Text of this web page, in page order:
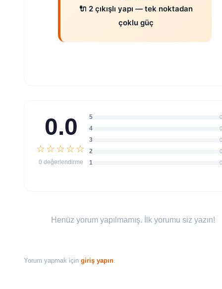
🔌 2 çıkışlı yapı — tek noktadan
çoklu güç
0.0
☆☆☆☆☆
0 değerlendirme
5
4
3
2
1
Henüz yorum yapılmamış. İlk yorumu siz yazın!
Yorum yapmak için giriş yapın.